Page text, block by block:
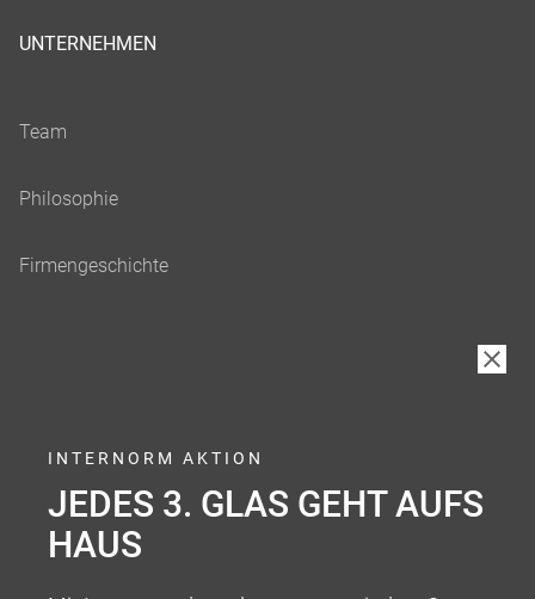
UNTERNEHMEN
INTERNORM AKTION
JEDES 3. GLAS GEHT AUFS
HAUS